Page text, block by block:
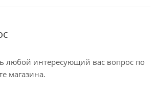
любой интересующий вас вопрос по
магазина.